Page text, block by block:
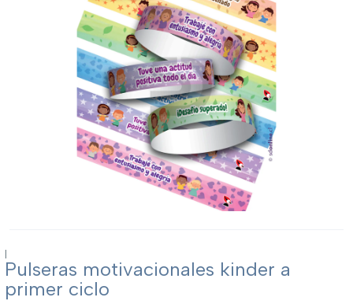
|
Pulseras motivacionales kinder a
primer ciclo